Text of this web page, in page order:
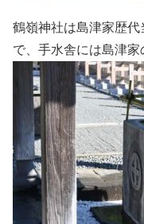
鶴嶺神社は島津家歴
で、手水舎には島津家